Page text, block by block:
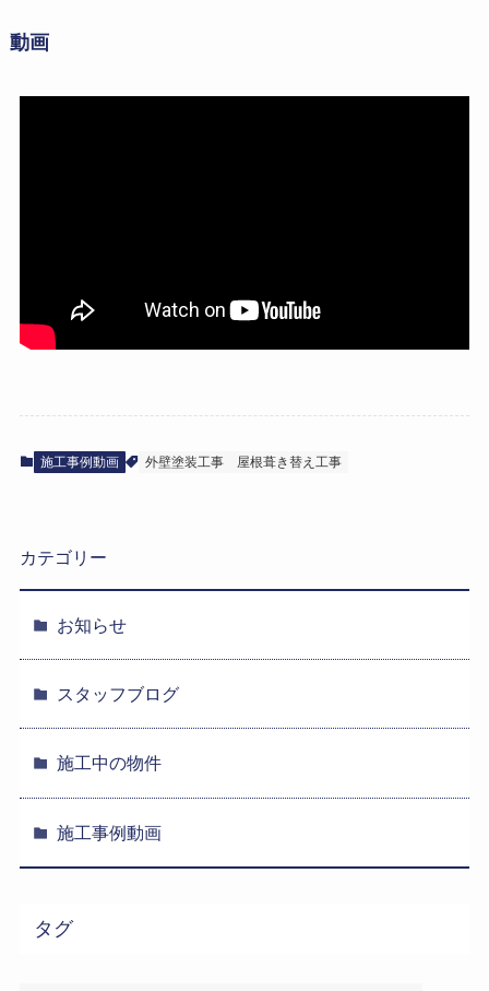
動画
施工事例動画 外壁塗装工事 屋根葺き替え工事
カテゴリー
お知らせ
スタッフブログ
施工中の物件
施工事例動画
タグ